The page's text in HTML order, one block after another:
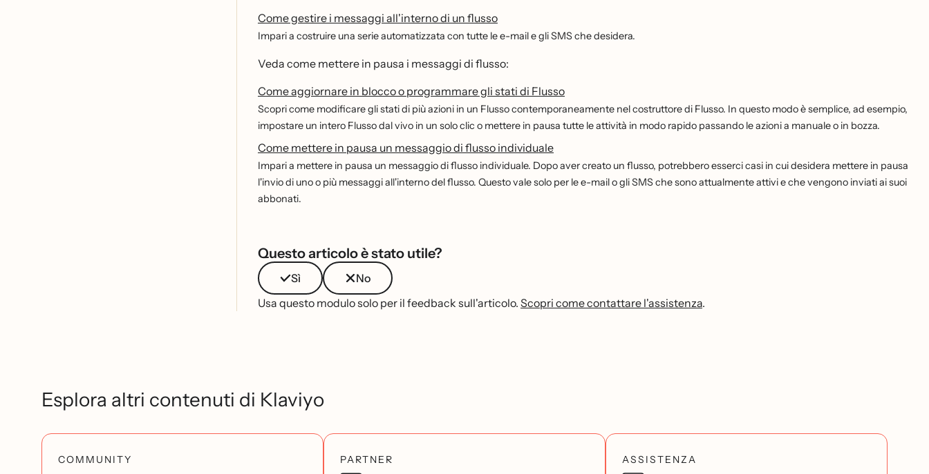
Come gestire i messaggi all'interno di un flusso
Impari a costruire una serie automatizzata con tutte le e-mail e gli SMS che desidera.
Veda come mettere in pausa i messaggi di flusso:
Come aggiornare in blocco o programmare gli stati di Flusso
Scopri come modificare gli stati di più azioni in un Flusso contemporaneamente nel costruttore di Flusso. In questo modo è semplice, ad esempio,
impostare un intero Flusso dal vivo in un solo clic o mettere in pausa tutte le attività in modo rapido passando le azioni a manuale o in bozza.
Come mettere in pausa un messaggio di flusso individuale
Impari a mettere in pausa un messaggio di flusso individuale. Dopo aver creato un flusso, potrebbero esserci casi in cui desidera mettere in pausa
l'invio di uno o più messaggi all'interno del flusso. Questo vale solo per le e-mail o gli SMS che sono attualmente attivi e che vengono inviati ai suoi
abbonati.
Questo articolo è stato utile?
Sì
No
Usa questo modulo solo per il feedback sull'articolo. Scopri come contattare l'assistenza.
Esplora altri contenuti di Klaviyo
COMMUNITY PARTNER ASSISTENZA